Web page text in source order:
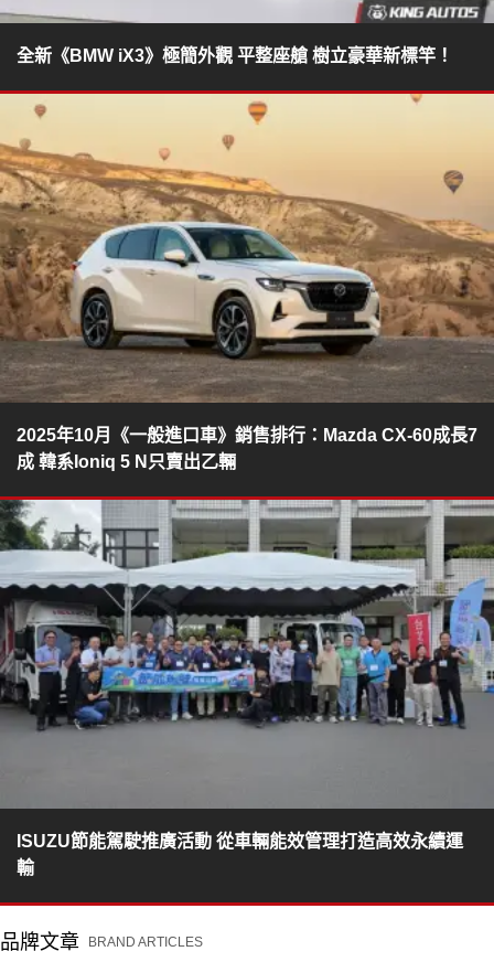
全新《BMW iX3》極簡外觀 平整座艙 樹立豪華新標竿！
2025年10月《一般進口車》銷售排行：Mazda CX-60成長7
成 韓系Ioniq 5 N只賣出乙輛
ISUZU節能駕駛推廣活動 從車輛能效管理打造高效永續運
輸
品牌文章 BRAND ARTICLES